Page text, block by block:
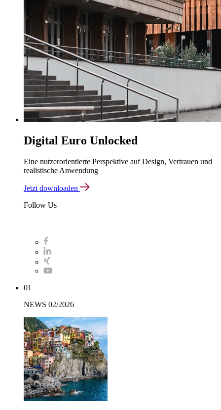
Digital Euro Unlocked
Eine nutzerorientierte Perspektive auf Design, Vertrauen und
realistische Anwendung
Jetzt downloaden
Follow Us
01
NEWS 02/2026